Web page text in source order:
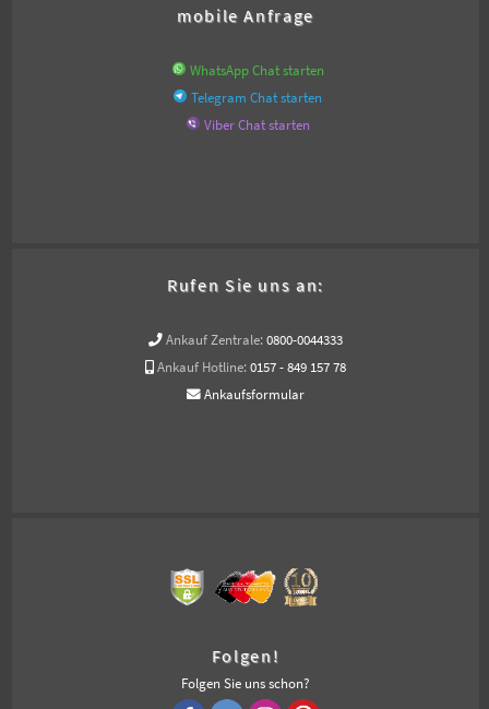
mobile Anfrage
WhatsApp Chat starten
Telegram Chat starten
Viber Chat starten
Rufen Sie uns an:
Ankauf Zentrale: 0800-0044333
Ankauf Hotline: 0157 - 849 157 78
Ankaufsformular
Folgen!
Folgen Sie uns schon?